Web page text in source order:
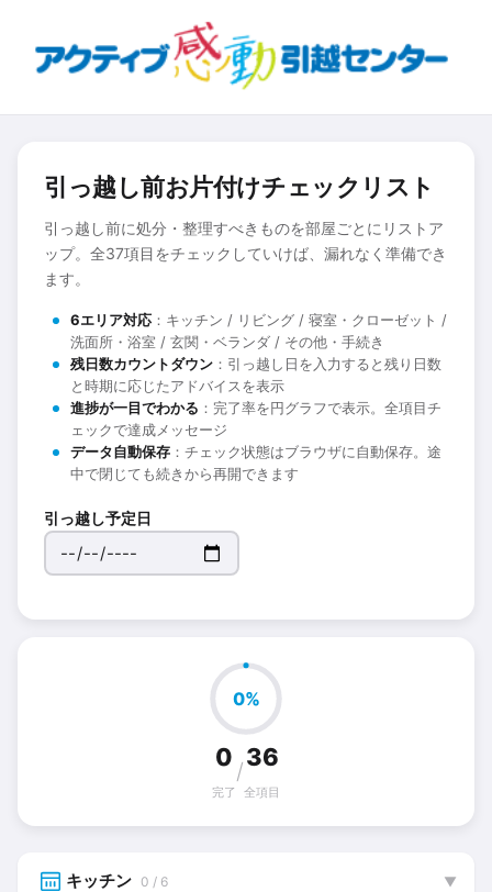
引っ越し前お片付けチェックリスト
引っ越し前に処分・整理すべきものを部屋ごとにリストア
ップ。全37項目をチェックしていけば、漏れなく準備でき
ます。
6エリア対応 ：キッチン / リビング / 寝室・クローゼット /
洗面所・浴室 / 玄関・ベランダ / その他・手続き
残日数カウントダウン ：引っ越し日を入力すると残り日数
と時期に応じたアドバイスを表示
進捗が一目でわかる ：完了率を円グラフで表示。全項目チ
ェックで達成メッセージ
データ自動保存 ：チェック状態はブラウザに自動保存。途
中で閉じても続きから再開できます
引っ越し予定日
0%
0
完了
/36
全項目
キッチン 0 / 6 ▼